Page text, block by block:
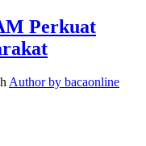
Perkuat
Author by bacaonline